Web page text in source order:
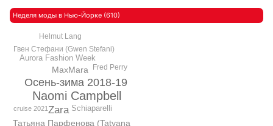
Неделя моды в Нью-Йорке (610)
Naomi Campbell
Осень-зима 2018-19
Zara
MaxMara
Татьяна Парфенова (Tatyana
Aurora Fashion Week
Schiaparelli
Гвен Стефани (Gwen Stefani)
Helmut Lang
Fred Perry
cruise 2021